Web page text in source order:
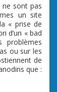
ne sont pas
un site
« prise de
d’un « bad
problèmes
ou sur les
de
que :